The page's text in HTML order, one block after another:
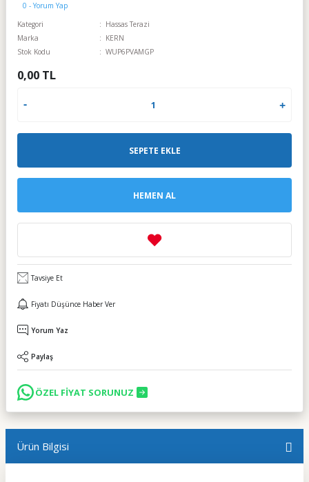
0 - Yorum Yap
Kategori
Hassas Terazi
Marka
KERN
Stok Kodu
WUP6PVAMGP
0,00 TL
SEPETE EKLE
HEMEN AL
Tavsiye Et
Fiyatı Düşünce Haber Ver
Yorum Yaz
Paylaş
ÖZEL FİYAT SORUNUZ
Ürün Bilgisi